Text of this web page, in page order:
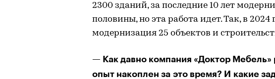
2300 зданий, за последние 10 лет
половины, но эта работа идет. Так, в 2024
модернизация 25 объектов и
— Как давно компания «Доктор Мебель»
опыт накоплен за это время? И какие